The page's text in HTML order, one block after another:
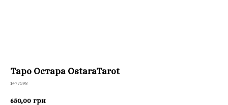
Таро Остара OstaraTarot
1477398
650,00 грн